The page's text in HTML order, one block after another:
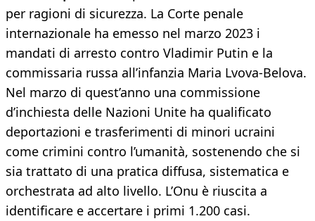
per ragioni di sicurezza. La Corte penale
internazionale ha emesso nel marzo 2023 i
mandati di arresto contro Vladimir Putin e la
commissaria russa all’infanzia Maria Lvova-Belova.
Nel marzo di quest’anno una commissione
d’inchiesta delle Nazioni Unite ha qualificato
deportazioni e trasferimenti di minori ucraini
come crimini contro l’umanità, sostenendo che si
sia trattato di una pratica diffusa, sistematica e
orchestrata ad alto livello. L’Onu è riuscita a
identificare e accertare i primi 1.200 casi.